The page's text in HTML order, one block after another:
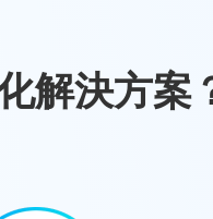
解決方案